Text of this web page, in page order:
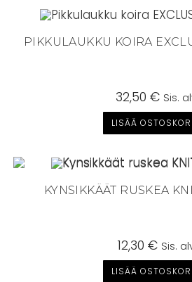
PIKKULAUKKU KOIRA
32,50 € Sis.
LISÄÄ
KYNSIKKÄÄT RUSKEA
12,30 € Sis.
LISÄÄ